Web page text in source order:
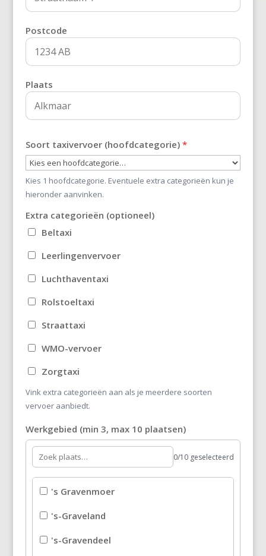
Postcode
Plaats
Soort taxivervoer (hoofdcategorie) *
Kies 1 hoofdcategorie. Eventuele extra categorieën kun je
hieronder aanvinken.
Extra categorieën (optioneel)
Beltaxi
Leerlingenvervoer
Luchthaventaxi
Rolstoeltaxi
Straattaxi
WMO-vervoer
Zorgtaxi
Vink extra categorieën aan als je meerdere soorten
vervoer aanbiedt.
Werkgebied (min 3, max 10 plaatsen)
0/10 geselecteerd
's Gravenmoer
's-Graveland
's-Gravendeel